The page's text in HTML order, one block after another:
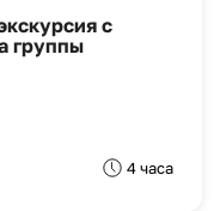
с
группы
4 часа